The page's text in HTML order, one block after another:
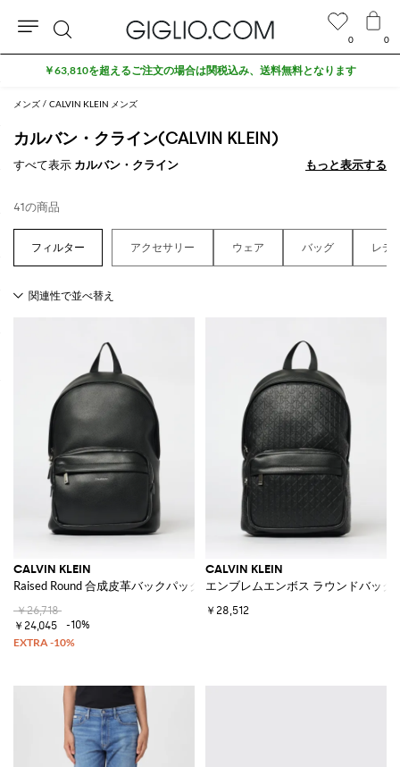
メンズ CALVIN KLEIN メンズ
カルバン・クライン(CALVIN KLEIN)
すべて表示 カルバン・クライン もっと表示する
もっと表示する
41の商品
アクセサリー ウェア バッグ レデ
CALVIN KLEIN
Raised Round 合成皮革バックパック
￥26,718
￥24,045
-10%
CALVIN KLEIN
エンブレムエンボス ラウンドバッ
￥28,512
0 0
検
索